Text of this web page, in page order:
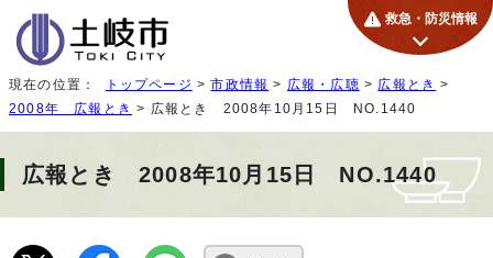
救急・防災情報
現在の位置： トップページ >市政情報 > 広報・広聴 > 広報とき >
2008年 広報とき > 広報とき 2008年10月15日 NO.1440
広報とき 2008年10月15日 NO.1440